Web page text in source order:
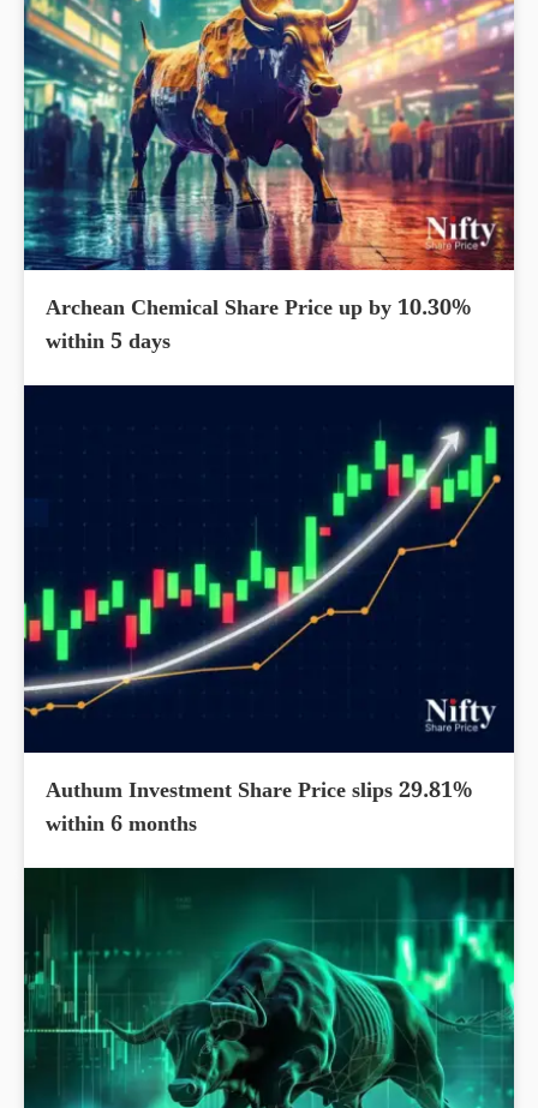
Archean Chemical Share Price up by 10.30%
within 5 days
Authum Investment Share Price slips 29.81%
within 6 months